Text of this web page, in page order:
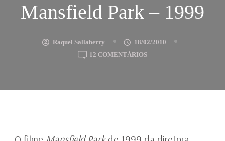
Mansfield Park – 1999
Raquel Sallaberry
18/02/2010
12 COMENTÁRIOSEM
FILME
1999